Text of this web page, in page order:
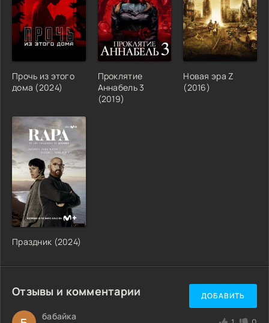
Прочь из этого
дома (2024)
Проклятие
Аннабель 3
(2019)
Новая эра Z
(2016)
Праздник (2024)
Отзывы и комментарии ДОБАВИТЬ
бабайка